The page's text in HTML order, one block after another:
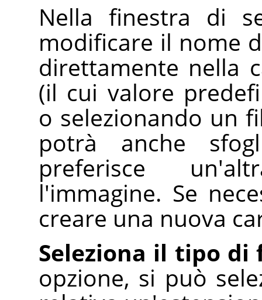
Nella finestra di
modificare il nome
direttamente nella
(il cui valore
o selezionando un
potrà anche
preferisce
l'immagine. Se
creare una nuova
Seleziona il tipo
opzione, si può